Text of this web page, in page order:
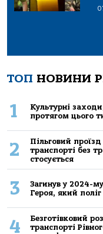
ТОП НОВИНИ
1
Культурні
протягом цього
2
Пільговий
транспорті без
стосується
3
Загинув у 2024-
Героя, який поліг
4
Безготівковий
транспорті